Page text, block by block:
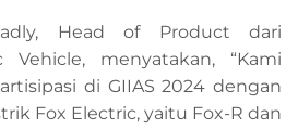
Head of Product dari
Vehicle, menyatakan, “Kami
di GIIAS 2024 dengan
Fox Electric, yaitu Fox-R dan